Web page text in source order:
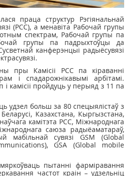
праца структур Рэгіянальнай
(РСС), а менавіта Рабочай групы
спектрам, Рабочай групы па
групы па падрыхтоўцы да
канферэнцыі радыёсувязі
пры Камісіі РСС па кіраванні
і спадарожнікавымі арбітамі.
камісіі пройдуць у перыяд з 11 па
удзел больш за 80 спецыялістаў з
Казахстана, Кыргызстана,
камітэта РСС, Міжнароднага
саюза радыёаматараў,
мабільнай сувязі GSM (Global
GSA (Global mobile
пытанні фарміравання
частот краін – удзельніц